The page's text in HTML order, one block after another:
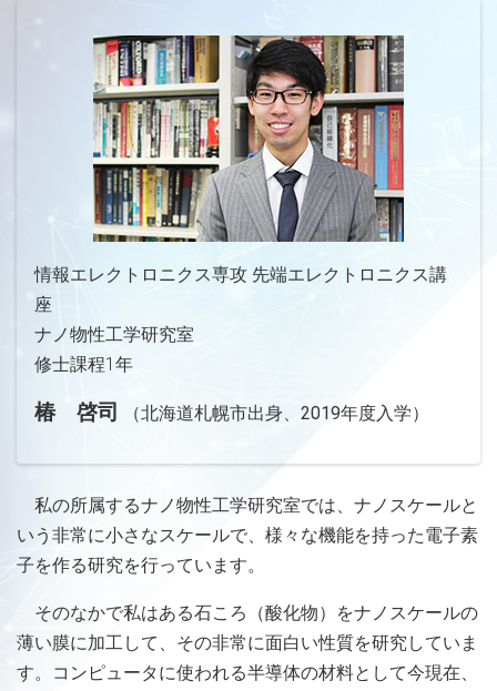
情報エレクトロニクス専攻 先端エレクトロニクス講
座
ナノ物性工学研究室
修士課程1年
椿 啓司 （北海道札幌市出身、2019年度入学）
私の所属するナノ物性工学研究室では、ナノスケールと
いう非常に小さなスケールで、様々な機能を持った電子素
子を作る研究を行っています。
そのなかで私はある石ころ（酸化物）をナノスケールの
薄い膜に加工して、その非常に面白い性質を研究していま
す。コンピュータに使われる半導体の材料として今現在、